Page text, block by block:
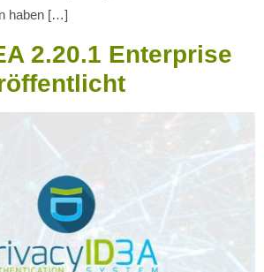
haben […]
2.20.1 Enterprise